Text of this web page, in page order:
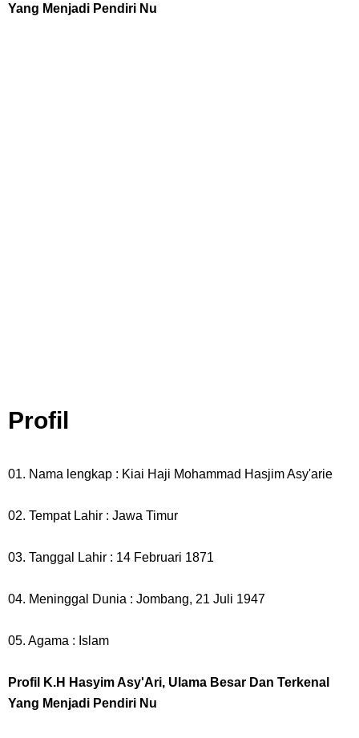
Sejak Muda
Yang Menjadi Pendiri Nu
Profil
01. Nama lengkap : Kiai Haji Mohammad Hasjim Asy'arie
02. Tempat Lahir : Jawa Timur
03. Tanggal Lahir : 14 Februari 1871
04. Meninggal Dunia : Jombang, 21 Juli 1947
05. Agama : Islam
Profil K.H Hasyim Asy'Ari, Ulama Besar Dan Terkenal
Yang Menjadi Pendiri Nu